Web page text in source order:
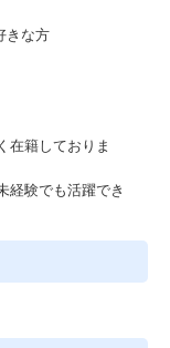
きな方
在籍しておりま
経験でも活躍でき